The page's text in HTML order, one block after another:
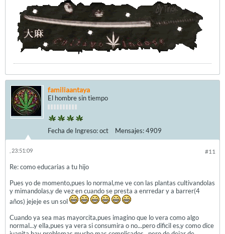
familiaantaya
El hombre sin tiempo
Fecha de Ingreso:oct Mensajes:4909
#11
, 23:51:09
Re: como educarias a tu hijo
Pues yo de momento,pues lo normal,me ve con las plantas cultivandolas
y mimandolas,y de vez en cuando se presta a enrredar y a barrer(4
años) jejeje es un sol
Cuando ya sea mas mayorcita,pues imagino que lo vera como algo
normal...y ella,pues ya vera si consumira o no...pero dificil es,y como dice